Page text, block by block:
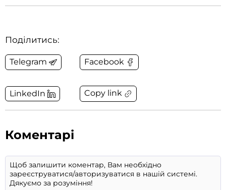
Поділитись:
Telegram Facebook
LinkedIn Copy link
Коментарі